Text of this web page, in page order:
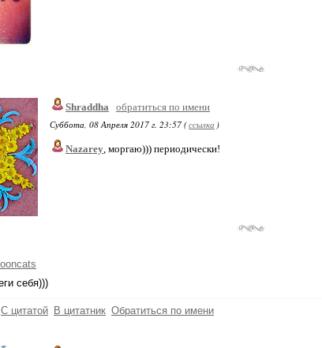
Shraddha
обратиться по имени
Суббота, 08 Апреля 2017 г. 23:57 (ссылка )
Nazarey, моргаю))) периодически!
себя)))
С цитатой В цитатник Обратиться по имени